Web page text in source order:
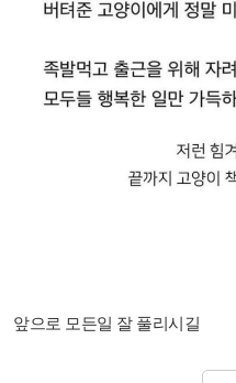
앞으로 모든일 잘 풀리시길